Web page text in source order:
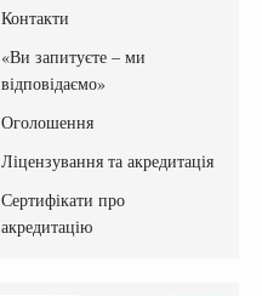
тест
Списки зарахованих
Списки рекомендованих
вступників
Етапи вступної кампанії
Інструкція системи подання заяв
в електронній формі
Документи Приймальної комісії
Контакти
«Ви запитуєте – ми
відповідаємо»
Оголошення
Ліцензування та акредитація
Сертифікати про
акредитацію